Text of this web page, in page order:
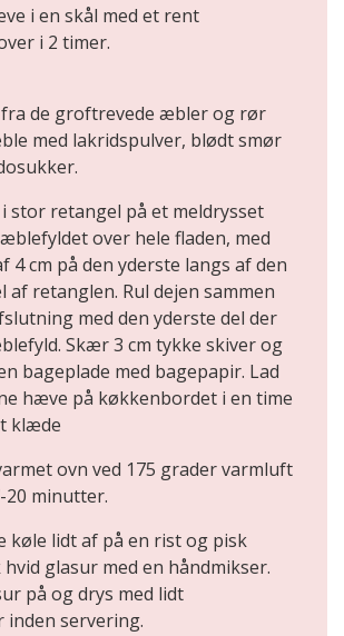
i en skål med et rent
i 2 timer.
de groftrevede æbler og rør
med lakridspulver, blødt smør
i stor retangel på et meldrysset
over hele fladen, med
4 cm på den yderste langs af den
af retanglen. Rul dejen sammen
med den yderste del der
Skær 3 cm tykke skiver og
bageplade med bagepapir. Lad
hæve på køkkenbordet i en time
klæde
ovn ved 175 grader varmluft
20 minutter.
køle lidt af på en rist og pisk
glasur med en håndmikser.
på og drys med lidt
inden servering.